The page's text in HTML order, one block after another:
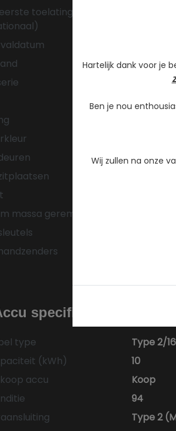
toelating
103.023
Grijs
5
massa geremd
specificaties
type Type 2/
(kWh)
10
accu
Koop
94
Type 2
Hartelijk dank voor je
Ben je nou
Wij zullen na onze